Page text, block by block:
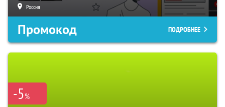
Россия
Промокод ПОДРОБНЕЕ
-5%